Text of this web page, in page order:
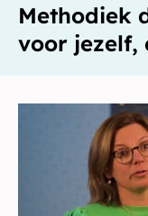
Methodiek
voor jezelf,